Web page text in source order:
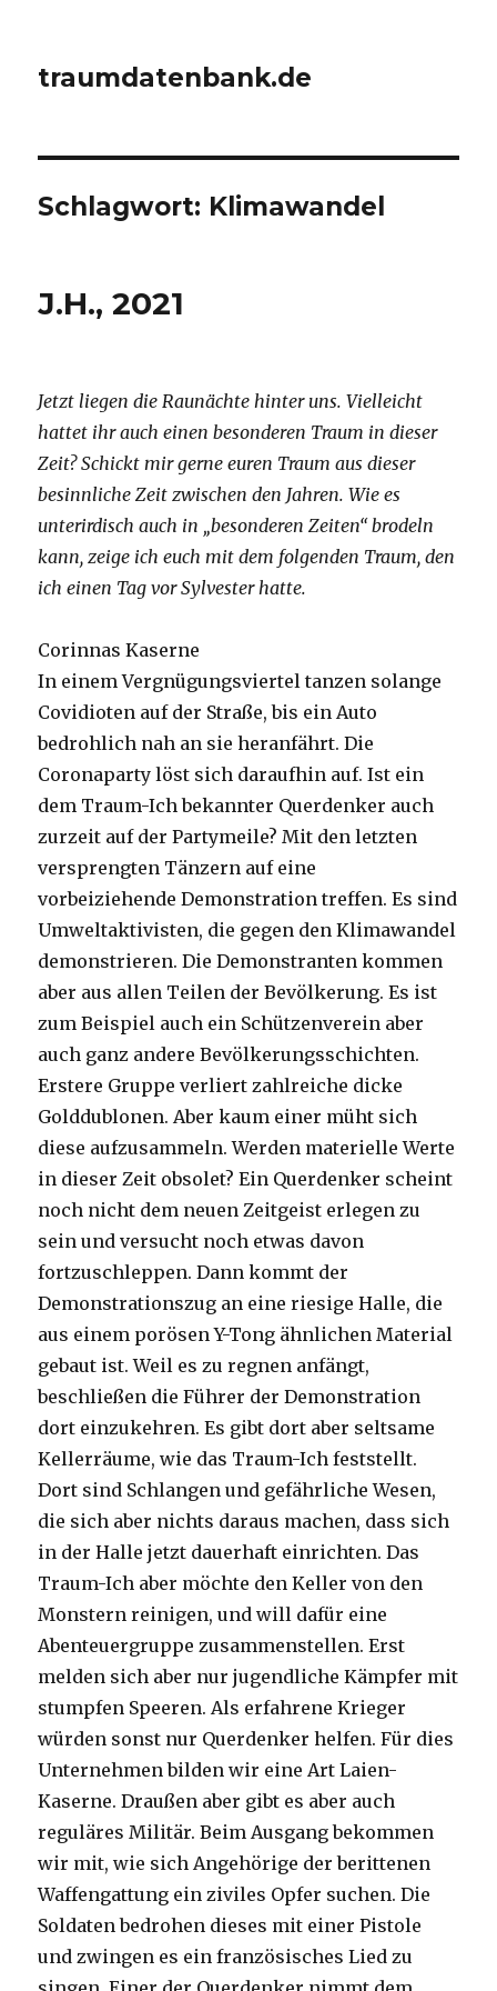
traumdatenbank.de
Schlagwort: Klimawandel
J.H., 2021
Jetzt liegen die Raunächte hinter uns. Vielleicht
hattet ihr auch einen besonderen Traum in dieser
Zeit? Schickt mir gerne euren Traum aus dieser
besinnliche Zeit zwischen den Jahren. Wie es
unterirdisch auch in „besonderen Zeiten“ brodeln
kann, zeige ich euch mit dem folgenden Traum, den
ich einen Tag vor Sylvester hatte.
Corinnas Kaserne
In einem Vergnügungsviertel tanzen solange
Covidioten auf der Straße, bis ein Auto
bedrohlich nah an sie heranfährt. Die
Coronaparty löst sich daraufhin auf. Ist ein
dem Traum-Ich bekannter Querdenker auch
zurzeit auf der Partymeile? Mit den letzten
versprengten Tänzern auf eine
vorbeiziehende Demonstration treffen. Es sind
Umweltaktivisten, die gegen den Klimawandel
demonstrieren. Die Demonstranten kommen
aber aus allen Teilen der Bevölkerung. Es ist
zum Beispiel auch ein Schützenverein aber
auch ganz andere Bevölkerungsschichten.
Erstere Gruppe verliert zahlreiche dicke
Golddublonen. Aber kaum einer müht sich
diese aufzusammeln. Werden materielle Werte
in dieser Zeit obsolet? Ein Querdenker scheint
noch nicht dem neuen Zeitgeist erlegen zu
sein und versucht noch etwas davon
fortzuschleppen. Dann kommt der
Demonstrationszug an eine riesige Halle, die
aus einem porösen Y-Tong ähnlichen Material
gebaut ist. Weil es zu regnen anfängt,
beschließen die Führer der Demonstration
dort einzukehren. Es gibt dort aber seltsame
Kellerräume, wie das Traum-Ich feststellt.
Dort sind Schlangen und gefährliche Wesen,
die sich aber nichts daraus machen, dass sich
in der Halle jetzt dauerhaft einrichten. Das
Traum-Ich aber möchte den Keller von den
Monstern reinigen, und will dafür eine
Abenteuergruppe zusammenstellen. Erst
melden sich aber nur jugendliche Kämpfer mit
stumpfen Speeren. Als erfahrene Krieger
würden sonst nur Querdenker helfen. Für dies
Unternehmen bilden wir eine Art Laien-
Kaserne. Draußen aber gibt es aber auch
reguläres Militär. Beim Ausgang bekommen
wir mit, wie sich Angehörige der berittenen
Waffengattung ein ziviles Opfer suchen. Die
Soldaten bedrohen dieses mit einer Pistole
und zwingen es ein französisches Lied zu